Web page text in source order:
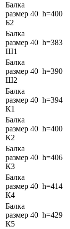
Балка
размер 40
Б2
h=400
Балка
размер 40
Ш1
h=383
Балка
размер 40
Ш2
h=390
Балка
размер 40
К1
h=394
Балка
размер 40
К2
h=400
Балка
размер 40
К3
h=406
Балка
размер 40
К4
h=414
Балка
размер 40
К5
h=429